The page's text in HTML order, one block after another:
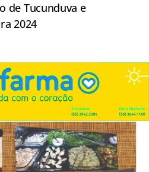
de Tucunduva e
2024